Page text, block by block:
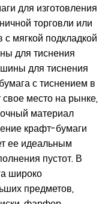
для изготовления
торговли или
с мягкой подкладкой
для тиснения
для тиснения
с тиснением в
место на рынке,
материал
крафт-бумаги
ее идеальным
пустот. В
широко
предметов,